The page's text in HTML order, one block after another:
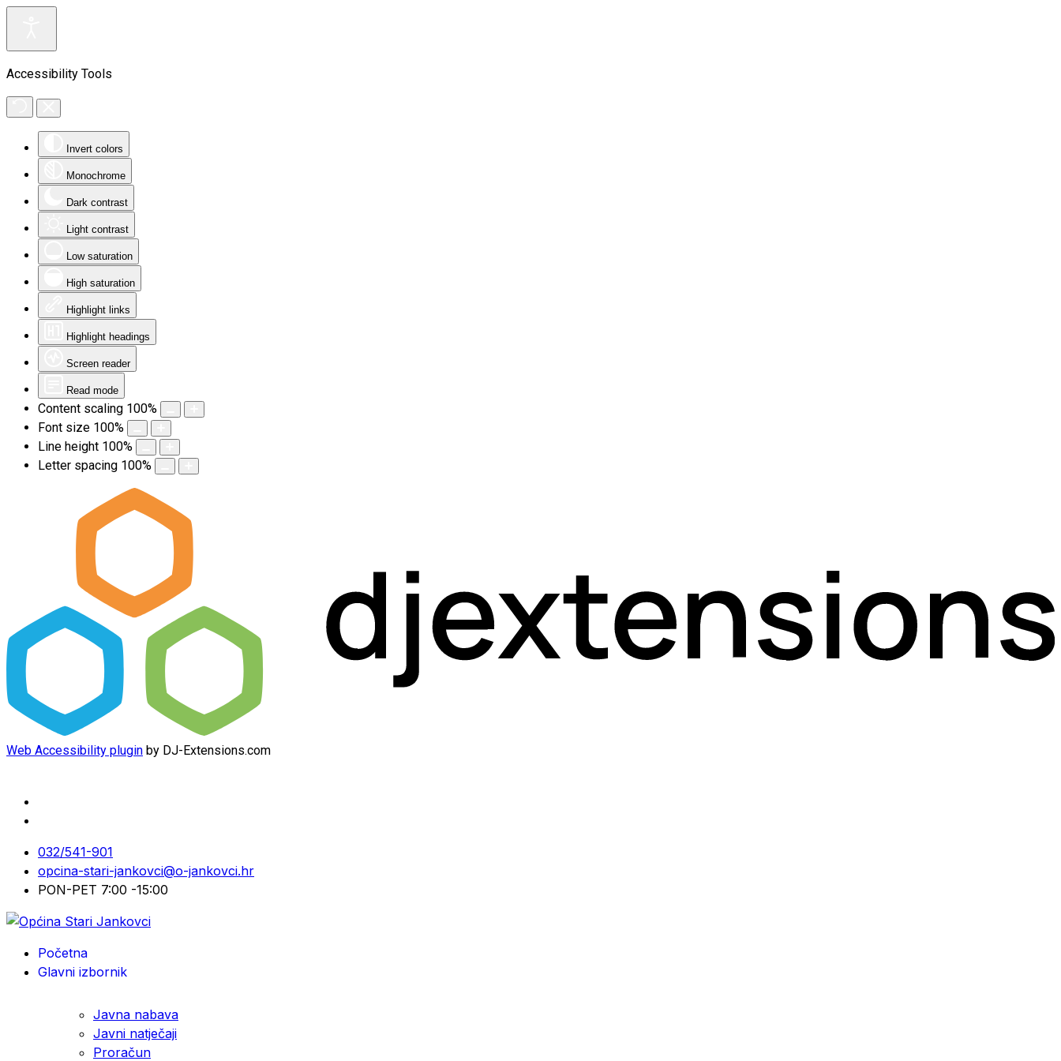
Accessibility Tools
Invert colors
Monochrome
Dark contrast
Light contrast
Low saturation
High saturation
Highlight links
Highlight headings
Screen reader
Read mode
Content scaling 100%
Font size 100%
Line height 100%
Letter spacing 100%
Web Accessibility plugin by DJ-Extensions.com
032/541-901
opcina-stari-jankovci@o-jankovci.hr
PON-PET 7:00 -15:00
Početna
Glavni izbornik
Javna nabava
Javni natječaji
Proračun